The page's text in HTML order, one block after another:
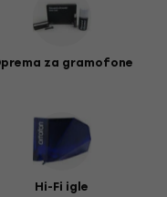
za gramofone
Hi-Fi igle